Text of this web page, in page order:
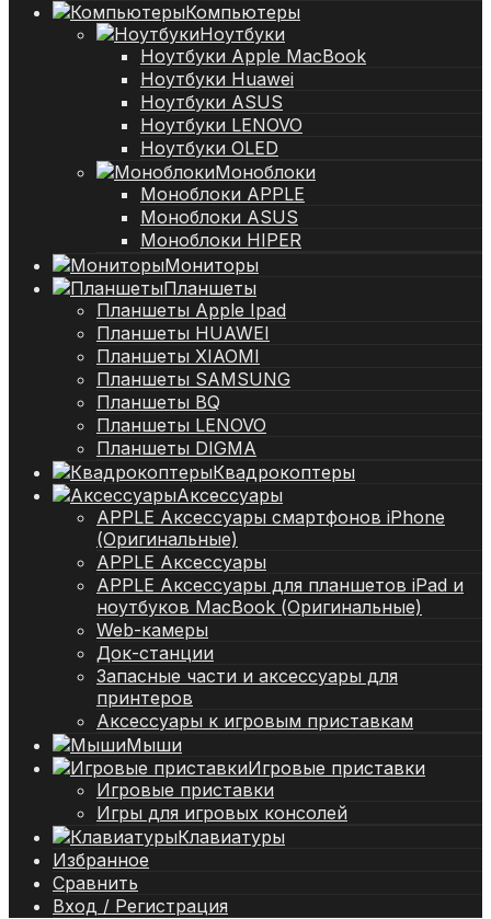
Компьютеры
Ноутбуки
Ноутбуки Apple MacBook
Ноутбуки Huawei
Ноутбуки ASUS
Ноутбуки LENOVO
Ноутбуки OLED
Моноблоки
Моноблоки APPLE
Моноблоки ASUS
Моноблоки HIPER
Мониторы
Планшеты
Планшеты Apple Ipad
Планшеты HUAWEI
Планшеты XIAOMI
Планшеты SAMSUNG
Планшеты BQ
Планшеты LENOVO
Планшеты DIGMA
Квадрокоптеры
Аксессуары
APPLE Аксессуары смартфонов iPhone
(Оригинальные)
APPLE Аксессуары
APPLE Аксессуары для планшетов iPad и
ноутбуков MacBook (Оригинальные)
Web-камеры
Док-станции
Запасные части и аксессуары для
принтеров
Аксессуары к игровым приставкам
Мыши
Игровые приставки
Игровые приставки
Игры для игровых консолей
Клавиатуры
Избранное
Сравнить
Вход / Регистрация